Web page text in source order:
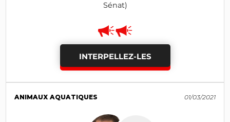
Sénat)
INTERPELLEZ-LES
ANIMAUX AQUATIQUES 01/03/2021